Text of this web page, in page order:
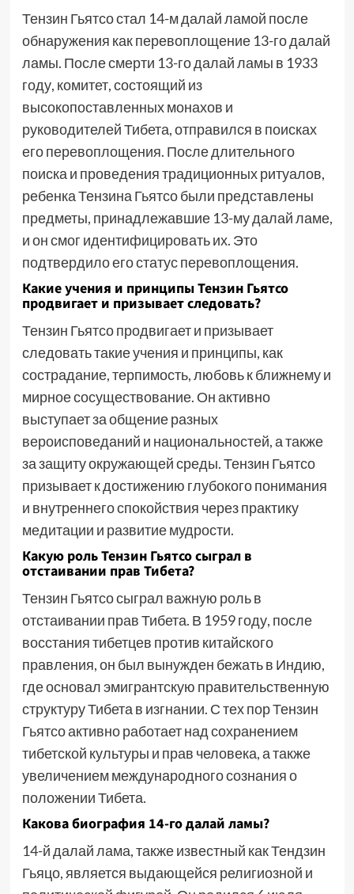
Тензин Гьятсо стал 14-м далай ламой после
обнаружения как перевоплощение 13-го далай
ламы. После смерти 13-го далай ламы в 1933
году, комитет, состоящий из
высокопоставленных монахов и
руководителей Тибета, отправился в поисках
его перевоплощения. После длительного
поиска и проведения традиционных ритуалов,
ребенка Тензина Гьятсо были представлены
предметы, принадлежавшие 13-му далай ламе,
и он смог идентифицировать их. Это
подтвердило его статус перевоплощения.
Какие учения и принципы Тензин Гьятсо
продвигает и призывает следовать?
Тензин Гьятсо продвигает и призывает
следовать такие учения и принципы, как
сострадание, терпимость, любовь к ближнему и
мирное сосуществование. Он активно
выступает за общение разных
вероисповеданий и национальностей, а также
за защиту окружающей среды. Тензин Гьятсо
призывает к достижению глубокого понимания
и внутреннего спокойствия через практику
медитации и развитие мудрости.
Какую роль Тензин Гьятсо сыграл в
отстаивании прав Тибета?
Тензин Гьятсо сыграл важную роль в
отстаивании прав Тибета. В 1959 году, после
восстания тибетцев против китайского
правления, он был вынужден бежать в Индию,
где основал эмигрантскую правительственную
структуру Тибета в изгнании. С тех пор Тензин
Гьятсо активно работает над сохранением
тибетской культуры и прав человека, а также
увеличением международного сознания о
положении Тибета.
Какова биография 14-го далай ламы?
14-й далай лама, также известный как Тендзин
Гьяцо, является выдающейся религиозной и